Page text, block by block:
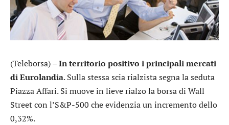
(Teleborsa) –In territorio positivo i principali mercati
di Eurolandia. Sulla stessa scia rialzista segna la seduta
Piazza Affari. Si muove in lieve rialzo la borsa di Wall
Street con l’S&P-500 che evidenzia un incremento dello
0,32%.